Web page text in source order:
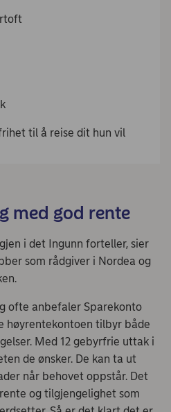
til å reise dit hun vil
med god rente
i det Ingunn forteller, sier
som rådgiver i Nordea og
ofte anbefaler Sparekonto
høyrentekontoen tilbyr både
Med 12 gebyrfrie uttak i
de ønsker. De kan ta ut
når behovet oppstår. Det
og tilgjengelighet som